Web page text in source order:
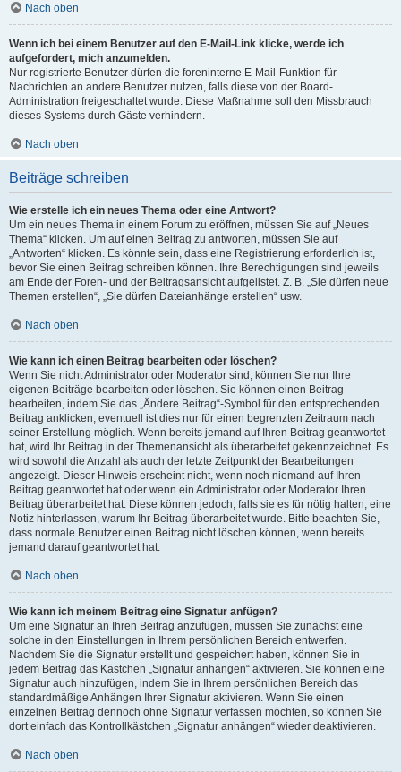
Nach oben
Wenn ich bei einem Benutzer auf den E-Mail-Link klicke, werde ich
aufgefordert, mich anzumelden.
Nur registrierte Benutzer dürfen die foreninterne E-Mail-Funktion für
Nachrichten an andere Benutzer nutzen, falls diese von der Board-
Administration freigeschaltet wurde. Diese Maßnahme soll den Missbrauch
dieses Systems durch Gäste verhindern.
Nach oben
Beiträge schreiben
Wie erstelle ich ein neues Thema oder eine Antwort?
Um ein neues Thema in einem Forum zu eröffnen, müssen Sie auf „Neues
Thema“ klicken. Um auf einen Beitrag zu antworten, müssen Sie auf
„Antworten“ klicken. Es könnte sein, dass eine Registrierung erforderlich ist,
bevor Sie einen Beitrag schreiben können. Ihre Berechtigungen sind jeweils
am Ende der Foren- und der Beitragsansicht aufgelistet. Z. B. „Sie dürfen neue
Themen erstellen“, „Sie dürfen Dateianhänge erstellen“ usw.
Nach oben
Wie kann ich einen Beitrag bearbeiten oder löschen?
Wenn Sie nicht Administrator oder Moderator sind, können Sie nur Ihre
eigenen Beiträge bearbeiten oder löschen. Sie können einen Beitrag
bearbeiten, indem Sie das „Ändere Beitrag“-Symbol für den entsprechenden
Beitrag anklicken; eventuell ist dies nur für einen begrenzten Zeitraum nach
seiner Erstellung möglich. Wenn bereits jemand auf Ihren Beitrag geantwortet
hat, wird Ihr Beitrag in der Themenansicht als überarbeitet gekennzeichnet. Es
wird sowohl die Anzahl als auch der letzte Zeitpunkt der Bearbeitungen
angezeigt. Dieser Hinweis erscheint nicht, wenn noch niemand auf Ihren
Beitrag geantwortet hat oder wenn ein Administrator oder Moderator Ihren
Beitrag überarbeitet hat. Diese können jedoch, falls sie es für nötig halten, eine
Notiz hinterlassen, warum Ihr Beitrag überarbeitet wurde. Bitte beachten Sie,
dass normale Benutzer einen Beitrag nicht löschen können, wenn bereits
jemand darauf geantwortet hat.
Nach oben
Wie kann ich meinem Beitrag eine Signatur anfügen?
Um eine Signatur an Ihren Beitrag anzufügen, müssen Sie zunächst eine
solche in den Einstellungen in Ihrem persönlichen Bereich entwerfen.
Nachdem Sie die Signatur erstellt und gespeichert haben, können Sie in
jedem Beitrag das Kästchen „Signatur anhängen“ aktivieren. Sie können eine
Signatur auch hinzufügen, indem Sie in Ihrem persönlichen Bereich das
standardmäßige Anhängen Ihrer Signatur aktivieren. Wenn Sie einen
einzelnen Beitrag dennoch ohne Signatur verfassen möchten, so können Sie
dort einfach das Kontrollkästchen „Signatur anhängen“ wieder deaktivieren.
Nach oben